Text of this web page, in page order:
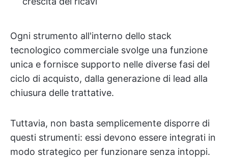
Ogni strumento all'interno dello stack
tecnologico commerciale svolge una funzione
unica e fornisce supporto nelle diverse fasi del
ciclo di acquisto, dalla generazione di lead alla
chiusura delle trattative.
Tuttavia, non basta semplicemente disporre di
questi strumenti: essi devono essere integrati in
modo strategico per funzionare senza intoppi.